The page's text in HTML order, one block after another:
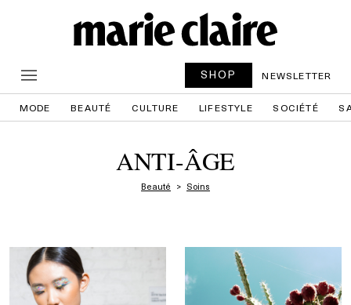
SHOP NEWSLETTER
MODE BEAUTÉ CULTURE LIFESTYLE SOCIÉTÉ
ANTI-ÂGE
Beauté Soins